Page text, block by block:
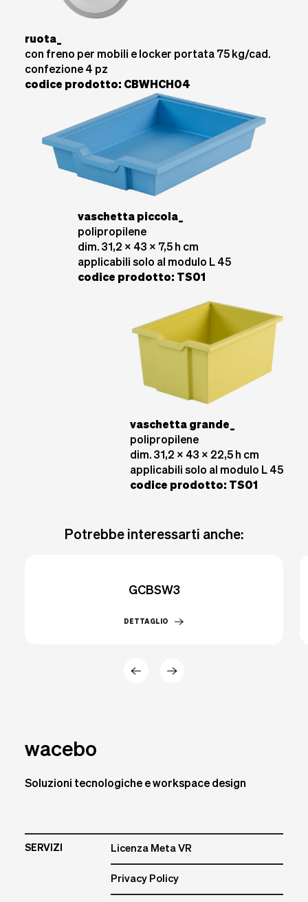
ruota_
con freno per mobili e locker portata 75 kg/cad.
confezione 4 pz
codice prodotto: CBWHCH04
vaschetta piccola_
polipropilene
dim. 31,2 x 43 x 7,5 h cm
applicabili solo al modulo L 45
codice prodotto: TS01
vaschetta grande_
polipropilene
dim. 31,2 x 43 x 22,5 h cm
applicabili solo al modulo L 45
codice prodotto: TS01
Potrebbe interessarti anche:
GCBSW3
DETTAGLIO
wacebo
Soluzioni tecnologiche e workspace design
SERVIZI Licenza Meta VR
Privacy Policy